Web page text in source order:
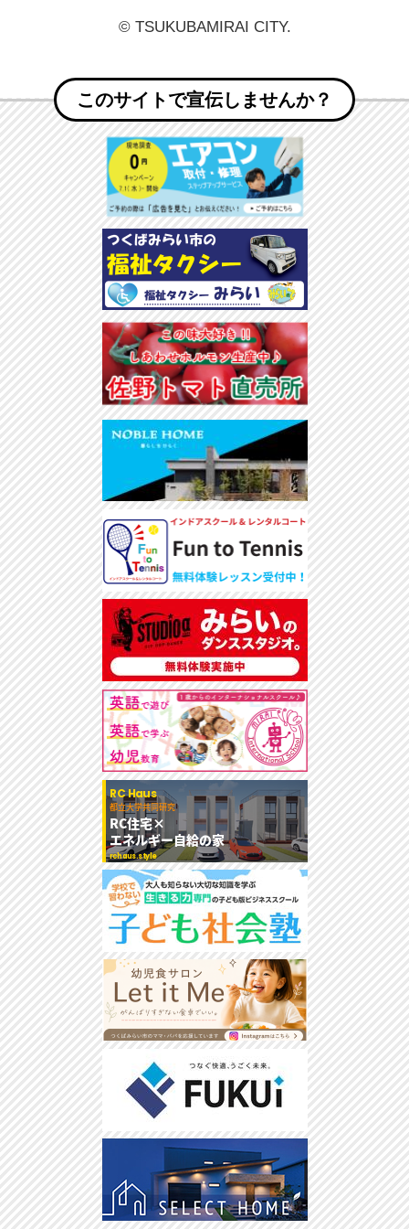
© TSUKUBAMIRAI CITY.
このサイトで宣伝しませんか？